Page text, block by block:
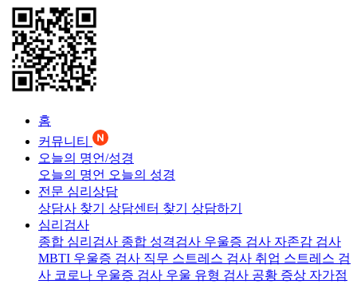
홈
커뮤니티
오늘의 명언/성경
오늘의 명언 오늘의 성경
전문 심리상담
상담사 찾기 상담센터 찾기 상담하기
심리검사
종합 심리검사 종합 성격검사 우울증 검사 자존감 검사
MBTI 우울증 검사 직무 스트레스 검사 취업 스트레스 검
사 코로나 우울증 검사 우울 유형 검사 공황 증상 자가점